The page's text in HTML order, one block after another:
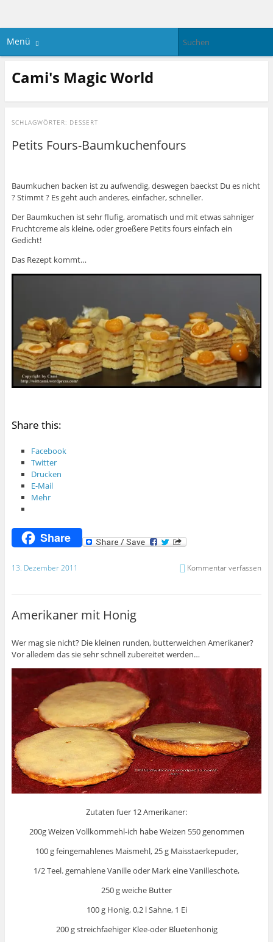
Menü
Cami's Magic World
SCHLAGWÖRTER: DESSERT
Petits Fours-Baumkuchenfours
Baumkuchen backen ist zu aufwendig, deswegen baeckst Du es nicht
? Stimmt ? Es geht auch anderes, einfacher, schneller.
Der Baumkuchen ist sehr flufig, aromatisch und mit etwas sahniger
Fruchtcreme als kleine, oder groeßere Petits fours einfach ein
Gedicht!
Das Rezept kommt…
Share this:
Facebook
Twitter
Drucken
E-Mail
Mehr
Share
13. Dezember 2011 Kommentar verfassen
Amerikaner mit Honig
Wer mag sie nicht? Die kleinen runden, butterweichen Amerikaner?
Vor alledem das sie sehr schnell zubereitet werden…
Zutaten fuer 12 Amerikaner:
200g Weizen Vollkornmehl-ich habe Weizen 550 genommen
100 g feingemahlenes Maismehl, 25 g Maisstaerkepuder,
1/2 Teel. gemahlene Vanille oder Mark eine Vanilleschote,
250 g weiche Butter
100 g Honig, 0,2 l Sahne, 1 Ei
200 g streichfaehiger Klee-oder Bluetenhonig